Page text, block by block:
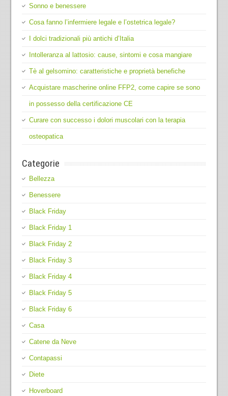
Sonno e benessere
Cosa fanno l’infermiere legale e l’ostetrica legale?
I dolci tradizionali più antichi d’Italia
Intolleranza al lattosio: cause, sintomi e cosa mangiare
Tè al gelsomino: caratteristiche e proprietà benefiche
Acquistare mascherine online FFP2, come capire se sono
in possesso della certificazione CE
Curare con successo i dolori muscolari con la terapia
osteopatica
Categorie
Bellezza
Benessere
Black Friday
Black Friday 1
Black Friday 2
Black Friday 3
Black Friday 4
Black Friday 5
Black Friday 6
Casa
Catene da Neve
Contapassi
Diete
Hoverboard